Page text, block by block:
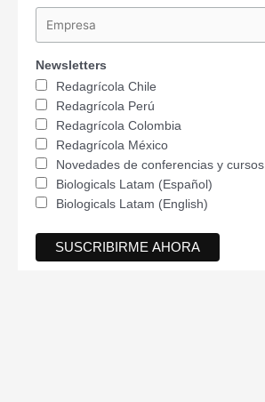
Newsletters
Redagrícola Chile
Redagrícola Perú
Redagrícola Colombia
Redagrícola México
Novedades de conferencias y cursos
Biologicals Latam (Español)
Biologicals Latam (English)